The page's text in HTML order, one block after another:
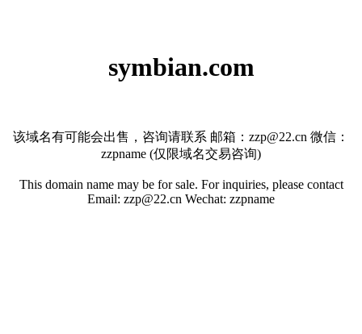
symbian.com
该域名有可能会出售，咨询请联系 邮箱：zzp@22.cn 微信：
zzpname (仅限域名交易咨询)
This domain name may be for sale. For inquiries, please contact
Email: zzp@22.cn Wechat: zzpname